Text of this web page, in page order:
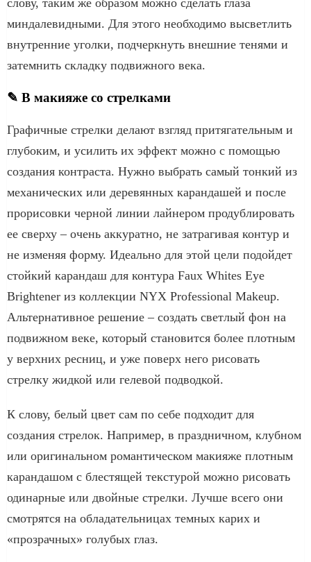
миндалевидными. Для этого необходимо высветлить
внутренние уголки, подчеркнуть внешние тенями и
затемнить складку подвижного века.
✎ В макияже со стрелками
Графичные стрелки делают взгляд притягательным и
глубоким, и усилить их эффект можно с помощью
создания контраста. Нужно выбрать самый тонкий из
механических или деревянных карандашей и после
прорисовки черной линии лайнером продублировать
ее сверху – очень аккуратно, не затрагивая контур и
не изменяя форму. Идеально для этой цели подойдет
стойкий карандаш для контура Faux Whites Eye
Brightener из коллекции NYX Professional Makeup.
Альтернативное решение – создать светлый фон на
подвижном веке, который становится более плотным
у верхних ресниц, и уже поверх него рисовать
стрелку жидкой или гелевой подводкой.
К слову, белый цвет сам по себе подходит для
создания стрелок. Например, в праздничном, клубном
или оригинальном романтическом макияже плотным
карандашом с блестящей текстурой можно рисовать
одинарные или двойные стрелки. Лучше всего они
смотрятся на обладательницах темных карих и
«прозрачных» голубых глаз.